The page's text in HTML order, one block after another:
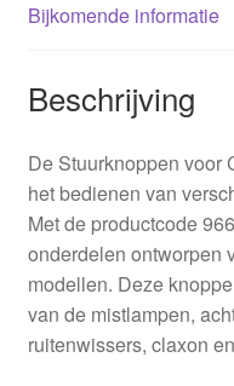
Bijkomende informatie
Beschrijving
De Stuurknoppen voor
het bedienen van
Met de productcode
onderdelen ontworpen
modellen. Deze
van de mistlampen,
ruitenwissers, claxon